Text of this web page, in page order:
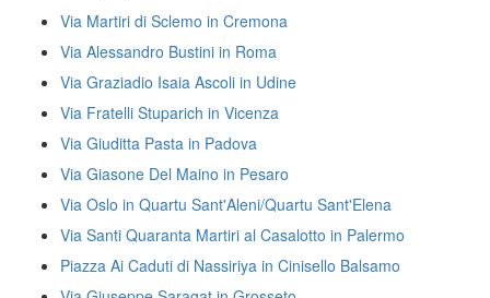
Via Martiri di Sclemo in Cremona
Via Alessandro Bustini in Roma
Via Graziadio Isaia Ascoli in Udine
Via Fratelli Stuparich in Vicenza
Via Giuditta Pasta in Padova
Via Giasone Del Maino in Pesaro
Via Oslo in Quartu Sant'Aleni/Quartu Sant'Elena
Via Santi Quaranta Martiri al Casalotto in Palermo
Piazza Ai Caduti di Nassiriya in Cinisello Balsamo